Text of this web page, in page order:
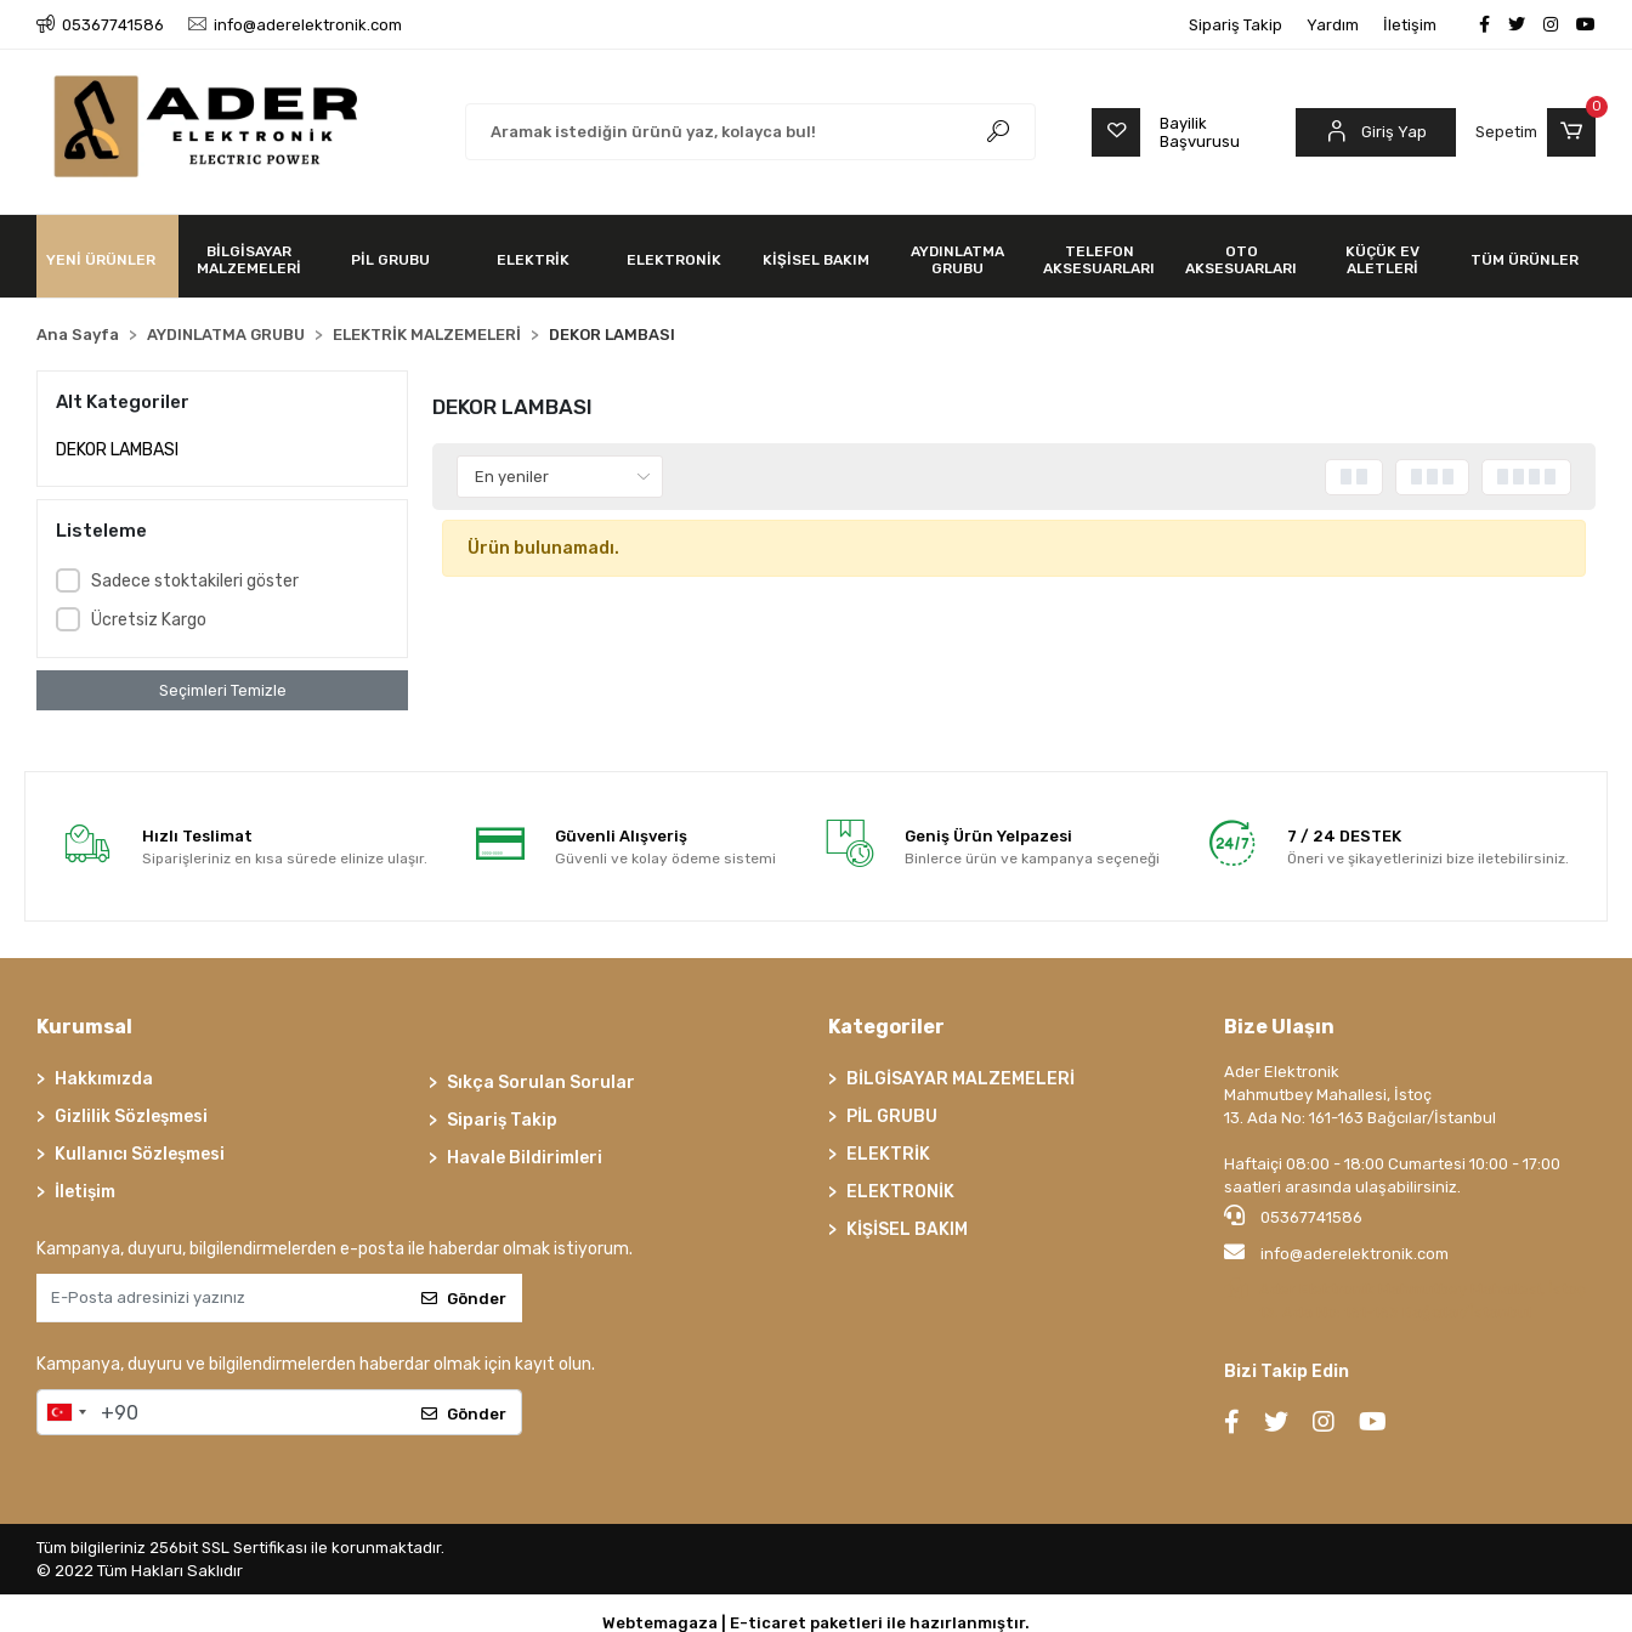
05367741586 info@aderelektronik.com Sipariş Takip Yardım İletişim
Bayilik
Başvurusu
Giriş Yap Sepetim
0
YENİ ÜRÜNLER
BİLGİSAYAR
MALZEMELERİ
PİL GRUBU ELEKTRİK ELEKTRONİK KİŞİSEL BAKIM
AYDINLATMA
GRUBU
TELEFON
AKSESUARLARI
OTO
AKSESUARLARI
KÜÇÜK EV
ALETLERİ
TÜM ÜRÜNLER
Ana Sayfa AYDINLATMA GRUBU ELEKTRİK MALZEMELERİ DEKOR LAMBASI
Alt Kategoriler
DEKOR LAMBASI
Listeleme
Sadece stoktakileri göster
Ücretsiz Kargo
Seçimleri Temizle
DEKOR LAMBASI
Ürün bulunamadı.
Hızlı Teslimat
Siparişleriniz en kısa sürede elinize ulaşır.
Güvenli Alışveriş
Güvenli ve kolay ödeme sistemi
Geniş Ürün Yelpazesi
Binlerce ürün ve kampanya seçeneği
7 / 24 DESTEK
Öneri ve şikayetlerinizi bize iletebilirsiniz.
Kurumsal
Hakkımızda
Gizlilik Sözleşmesi
Kullanıcı Sözleşmesi
İletişim
Sıkça Sorulan Sorular
Sipariş Takip
Havale Bildirimleri
Kampanya, duyuru, bilgilendirmelerden e-posta ile haberdar olmak istiyorum.
Gönder
Kampanya, duyuru ve bilgilendirmelerden haberdar olmak için kayıt olun.
Gönder
Kategoriler
BİLGİSAYAR MALZEMELERİ
PİL GRUBU
ELEKTRİK
ELEKTRONİK
KİŞİSEL BAKIM
Bize Ulaşın
Ader Elektronik
Mahmutbey Mahallesi, İstoç
13. Ada No: 161-163 Bağcılar/İstanbul
Haftaiçi 08:00 - 18:00 Cumartesi 10:00 - 17:00
saatleri arasında ulaşabilirsiniz.
05367741586
info@aderelektronik.com
Bizi Takip Edin
Tüm bilgileriniz 256bit SSL Sertifikası ile korunmaktadır.
© 2022Tüm Hakları Saklıdır
Webtemagaza | E-ticaret paketleri ile hazırlanmıştır.